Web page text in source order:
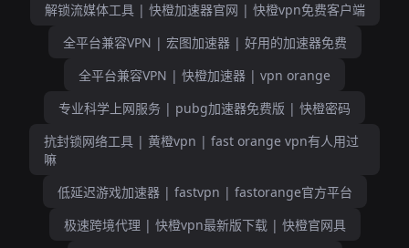
解锁流媒体工具 | 快橙加速器官网 | 快橙vpn免费客户端
全平台兼容VPN | 宏图加速器 | 好用的加速器免费
全平台兼容VPN | 快橙加速器 | vpn orange
专业科学上网服务 | pubg加速器免费版 | 快橙密码
抗封锁网络工具 | 黄橙vpn | fast orange vpn有人用过
嘛
低延迟游戏加速器 | fastvpn | fastorange官方平台
极速跨境代理 | 快橙vpn最新版下载 | 快橙官网具